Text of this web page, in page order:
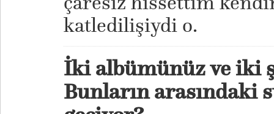
katledilişiydi o.
İki albümünüz ve iki
Bunların arasındaki